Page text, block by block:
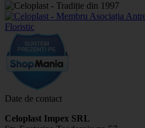
Date de contact
Celoplast Impex SRL